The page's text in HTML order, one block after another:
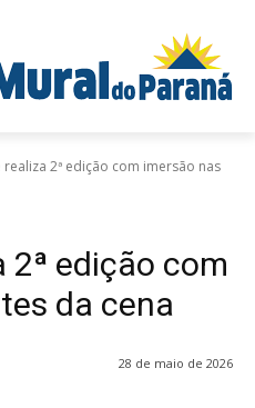
realiza 2ª edição com imersão nas
2ª edição com
da cena
28 de maio de 2026